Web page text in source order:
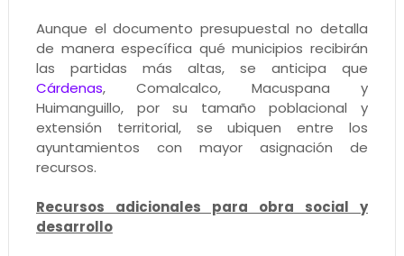
Aunque el documento presupuestal no detalla
de manera específica qué municipios recibirán
las partidas más altas, se anticipa que
Cárdenas, Comalcalco, Macuspana y
Huimanguillo, por su tamaño poblacional y
extensión territorial, se ubiquen entre los
ayuntamientos con mayor asignación de
recursos.
Recursos adicionales para obra social y
desarrollo